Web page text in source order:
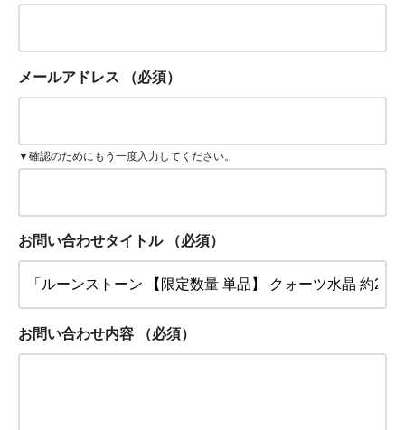
メールアドレス （必須）
▼確認のためにもう一度入力してください。
お問い合わせタイトル （必須）
お問い合わせ内容 （必須）